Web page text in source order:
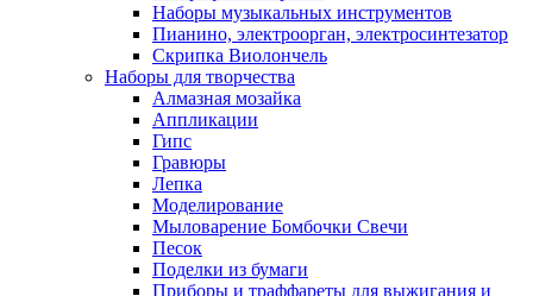
Наборы музыкальных инструментов
Пианино, электроорган, электросинтезатор
Скрипка Виолончель
Наборы для творчества
Алмазная мозайка
Аппликации
Гипс
Гравюры
Лепка
Моделирование
Мыловарение Бомбочки Свечи
Песок
Поделки из бумаги
Приборы и траффареты для выжигания и